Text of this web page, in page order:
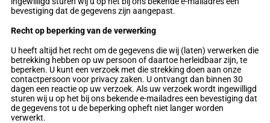
bevestiging dat de gegevens zijn aangepast.
Recht op beperking van de verwerking
U heeft altijd het recht om de gegevens die wij (laten) verwerken die
betrekking hebben op uw persoon of daartoe herleidbaar zijn, te
beperken. U kunt een verzoek met die strekking doen aan onze
contactpersoon voor privacy zaken. U ontvangt dan binnen 30
dagen een reactie op uw verzoek. Als uw verzoek wordt ingewilligd
sturen wij u op het bij ons bekende e-mailadres een bevestiging dat
de gegevens tot u de beperking opheft niet langer worden
verwerkt.